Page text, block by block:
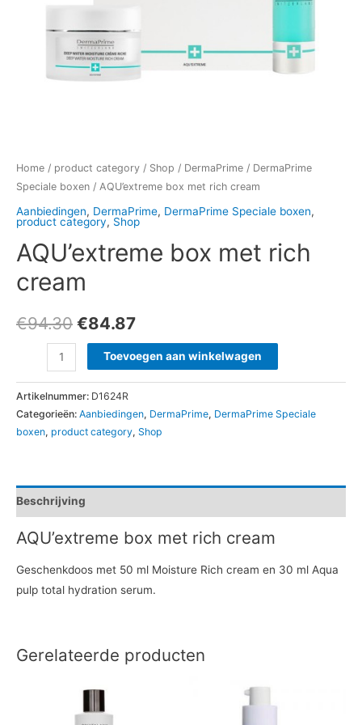
Home / product category / Shop / DermaPrime / DermaPrime
Speciale boxen / AQU’extreme box met rich cream
Aanbiedingen, DermaPrime, DermaPrime Speciale boxen,
product category, Shop
AQU’extreme box met rich
cream
€94.30 €84.87
Toevoegen aan winkelwagen
Artikelnummer: D1624R
Categorieën: Aanbiedingen, DermaPrime, DermaPrime Speciale
boxen, product category, Shop
Beschrijving
AQU’extreme box met rich cream
Geschenkdoos met 50 ml Moisture Rich cream en 30 ml Aqua
pulp total hydration serum.
Gerelateerde producten